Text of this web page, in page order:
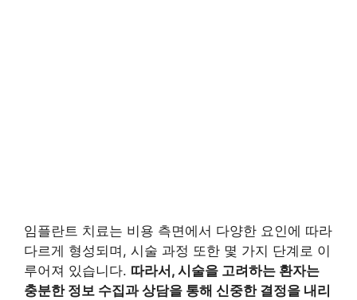
임플란트 치료는 비용 측면에서 다양한 요인에 따라
다르게 형성되며, 시술 과정 또한 몇 가지 단계로 이
루어져 있습니다. 따라서, 시술을 고려하는 환자는
충분한 정보 수집과 상담을 통해 신중한 결정을 내리